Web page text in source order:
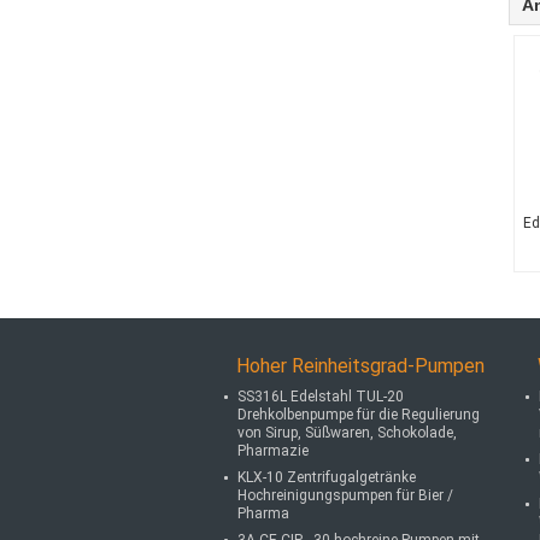
Hoher Reinheitsgrad-Pumpen
SS316L Edelstahl TUL-20
Drehkolbenpumpe für die Regulierung
von Sirup, Süßwaren, Schokolade,
Pharmazie
KLX-10 Zentrifugalgetränke
Hochreinigungspumpen für Bier /
Pharma